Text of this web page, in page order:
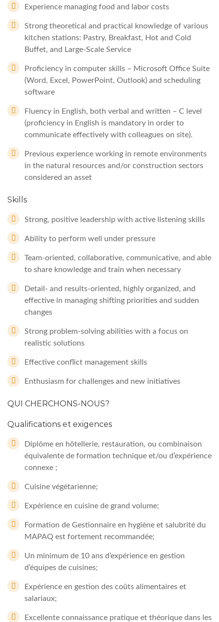
Experience managing food and labor costs
Strong theoretical and practical knowledge of various
kitchen stations: Pastry, Breakfast, Hot and Cold
Buffet, and Large-Scale Service
Proficiency in computer skills – Microsoft Office Suite
(Word, Excel, PowerPoint, Outlook) and scheduling
software
Fluency in English, both verbal and written – C level
(proficiency in English is mandatory in order to
communicate effectively with colleagues on site).
Previous experience working in remote environments
in the natural resources and/or construction sectors
considered an asset
Skills
Strong, positive leadership with active listening skills
Ability to perform well under pressure
Team-oriented, collaborative, communicative, and able
to share knowledge and train when necessary
Detail- and results-oriented, highly organized, and
effective in managing shifting priorities and sudden
changes
Strong problem-solving abilities with a focus on
realistic solutions
Effective conflict management skills
Enthusiasm for challenges and new initiatives
QUI CHERCHONS-NOUS?
Qualifications et exigences
Diplôme en hôtellerie, restauration, ou combinaison
équivalente de formation technique et/ou d’expérience
connexe ;
Cuisine végétarienne;
Expérience en cuisine de grand volume;
Formation de Gestionnaire en hygiène et salubrité du
MAPAQ est fortement recommandée;
Un minimum de 10 ans d’expérience en gestion
d’équipes de cuisines;
Expérience en gestion des coûts alimentaires et
salariaux;
Excellente connaissance pratique et théorique dans les